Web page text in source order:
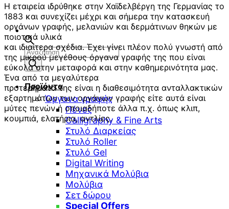
Αναζήτηση
προϊόντων
Προϊόντα
Όργανα γραφής
Πένες
Calligraphy & Fine Arts
Στυλό Διαρκείας
Στυλό Roller
Στυλό Gel
Digital Writing
Μηχανικά Μολύβια
Μολύβια
Σετ δώρου
Special Offers
Η εταιρεία ιδρύθηκε στην Χαϊδελβέργη της Γερμανίας το
1883 και συνεχίζει μέχρι και σήμερα την κατασκευή
οργάνων γραφής, μελανιών και δερμάτινων θηκών με
ποιοτικά υλικά
και ιδιαίτερα σχέδια. Έχει γίνει πλέον πολύ γνωστή από
της μικρού μεγέθους όργανα γραφής της που είναι
εύκολα στην μεταφορά και στην καθημερινότητα μας.
Ένα από τα μεγαλύτερα
προτερήματα της είναι η διαθεσιμότητα ανταλλακτικών
εξαρτημάτων των οργάνων γραφής είτε αυτά είναι
μύτες πενών ή οποιαδήποτε άλλα π.χ. όπως κλιπ,
κουμπιά, ελατήρια, αντλίες.